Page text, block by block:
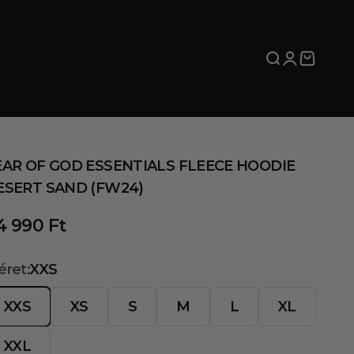
Keresés
FiókKosár
OF GOD ESSENTIALS FLEECE HOODIE
SAND (FW24)
ár
990 Ft
XXS
XXS XS S M L XL
XXL